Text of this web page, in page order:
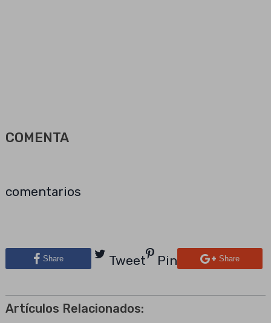
COMENTA
comentarios
Share Tweet Pin Share
Artículos Relacionados: